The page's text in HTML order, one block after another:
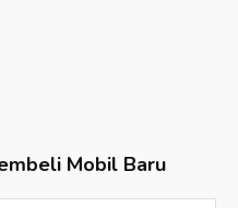
Mobil Baru